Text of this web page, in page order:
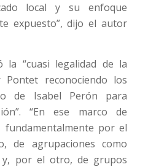
local y su enfoque
expuesto”, dijo el autor
la “cuasi legalidad de la
Pontet reconociendo los
de Isabel Perón para
“En ese marco de
fundamentalmente por el
de agrupaciones como
y, por el otro, de grupos